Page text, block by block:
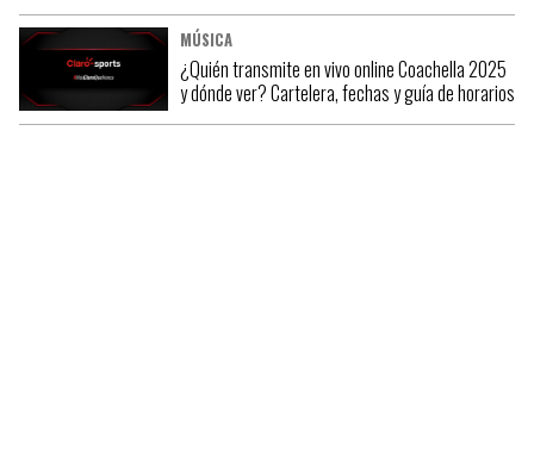
MÚSICA
¿Quién transmite en vivo online Coachella 2025
y dónde ver? Cartelera, fechas y guía de horarios